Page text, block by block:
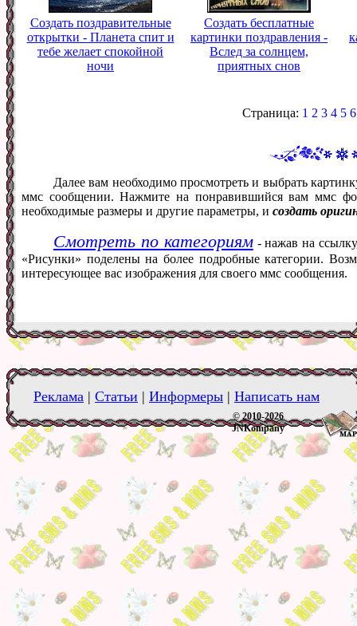
Создать поздравительные
открытки - Планета спит и
тебе желает спокойной
ночи
Создать бесплатные
картинки поздравления -
Вслед за солнцем,
приятных снов
Страница: 1 2 3 4 5 6
Далее вам необходимо просмотреть и выбрать
ммс сообщении. Нажмите на понравившийся вам ммс
необходимые размеры и другие параметры, и создать
Смотреть по категориям- нажав на
«Рисунки» поделены на более подробные категории.
интересующее вас изображения для своего ммс сообщения.
Реклама | Статьи | Информеры | Написать нам
© 2010-2026
JNKompany